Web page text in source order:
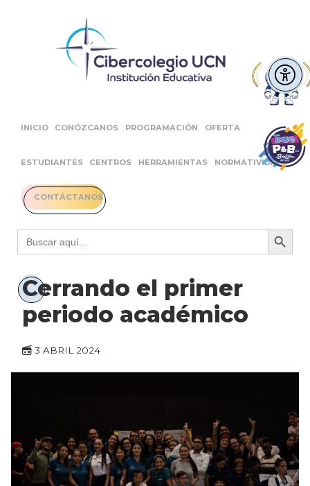
INICIO CONÓZCANOS PROGRAMACIÓN OFERTA
ESTUDIANTES CENTROS HERRAMIENTAS NORMATIVIDAD
CONTÁCTANOS
Buscar: Botón
Cerrando el primer
periodo académico
3 ABRIL 2024